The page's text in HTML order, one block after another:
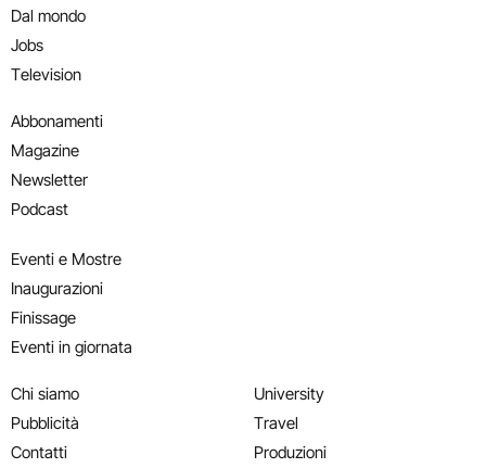
Dal mondo
Jobs
Television
Abbonamenti
Magazine
Newsletter
Podcast
Eventi e Mostre
Inaugurazioni
Finissage
Eventi in giornata
Chi siamo
Pubblicità
Contatti
University
Travel
Produzioni